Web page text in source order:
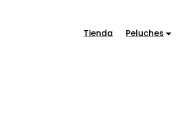
Tienda Peluches